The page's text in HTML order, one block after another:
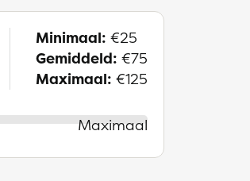
Minimaal: €25
Gemiddeld: €75
Maximaal: €125
Maximaal